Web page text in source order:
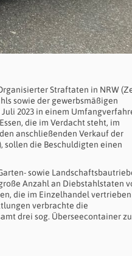
Straftaten in NRW
sowie der gewerbsmäßigen
2023 in einem
die im Verdacht steht, im
anschließenden Verkauf der
sollen die Beschuldigten einen
sowie
Anzahl an Diebstahlstaten
die im Einzelhandel vertrieben
verbrachte die
drei sog. Überseecontainer